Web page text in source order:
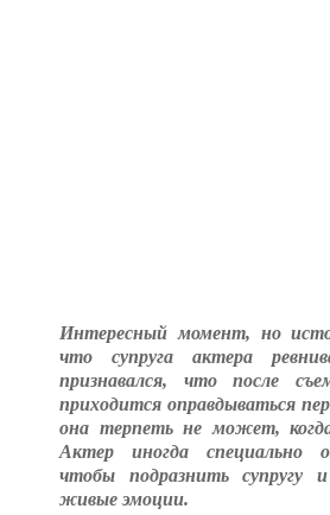
Интересный момент, но
что супруга актера
признавался, что после
приходится оправдываться
она терпеть не может,
Актер иногда специально
чтобы подразнить супругу
живые эмоции.